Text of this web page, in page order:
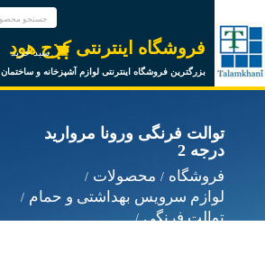
فروشگاه اینترنتی کرج هود
بزرگترین فروشگاه اینترنتی لوازم آشپزخانه و ساختمان
سبد خرید
توالت فرنگی ورونا مروارید
درجه 2
فروشگاه
محصولات
لوازم سرویس بهداشتی و حمام
توالت فرنگی